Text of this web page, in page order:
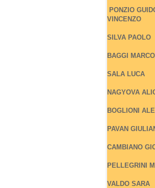
PONZIO
VINCENZO
SILVA PAOLO
BAGGI MARCO
SALA LUCA
NAGYOVA
BOGLIONI
PAVAN
CAMBIANO
PELLEGRINI
VALDO SARA